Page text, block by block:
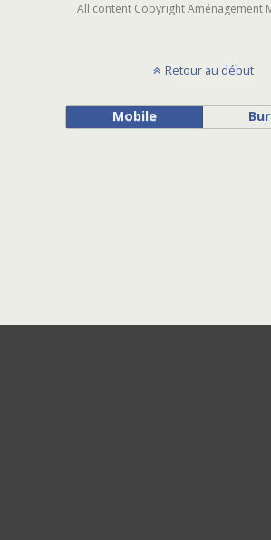
All content Copyright Aménagement
Retour au début
Mobile